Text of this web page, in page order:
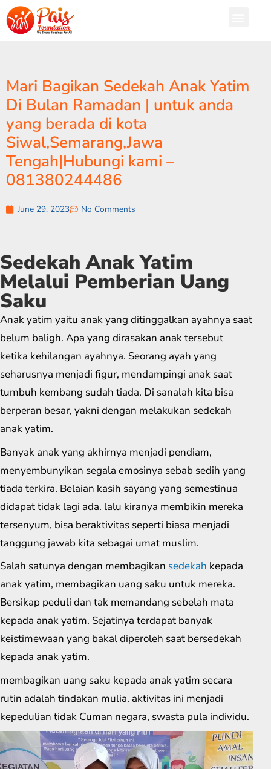
Mari Bagikan Sedekah Anak Yatim
Di Bulan Ramadan | untuk anda
yang berada di kota
Siwal,Semarang,Jawa
Tengah|Hubungi kami –
081380244486
June 29, 2023 No Comments
Sedekah Anak Yatim
Melalui Pemberian Uang
Saku
Anak yatim yaitu anak yang ditinggalkan ayahnya saat
belum baligh. Apa yang dirasakan anak tersebut
ketika kehilangan ayahnya. Seorang ayah yang
seharusnya menjadi figur, mendampingi anak saat
tumbuh kembang sudah tiada. Di sanalah kita bisa
berperan besar, yakni dengan melakukan sedekah
anak yatim.
Banyak anak yang akhirnya menjadi pendiam,
menyembunyikan segala emosinya sebab sedih yang
tiada terkira. Belaian kasih sayang yang semestinua
didapat tidak lagi ada. lalu kiranya membikin mereka
tersenyum, bisa beraktivitas seperti biasa menjadi
tanggung jawab kita sebagai umat muslim.
Salah satunya dengan membagikan sedekah kepada
anak yatim, membagikan uang saku untuk mereka.
Bersikap peduli dan tak memandang sebelah mata
kepada anak yatim. Sejatinya terdapat banyak
keistimewaan yang bakal diperoleh saat bersedekah
kepada anak yatim.
membagikan uang saku kepada anak yatim secara
rutin adalah tindakan mulia. aktivitas ini menjadi
kepedulian tidak Cuman negara, swasta pula individu.